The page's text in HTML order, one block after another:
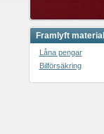
Framlyft material
Låna pengar
Bilförsäkring